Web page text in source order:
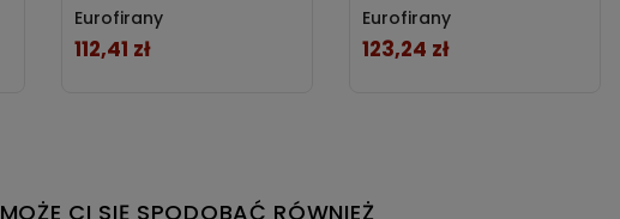
Eurofirany
Cena
112,41 zł
Eurofirany
Cena
123,24 zł
MOŻE CI SIĘ SPODOBAĆ RÓWNIEŻ